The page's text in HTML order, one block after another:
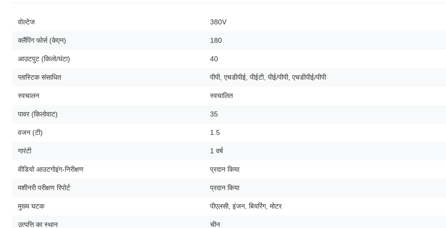
वोल्टेज 380V
क्लैंपिंग फोर्स (केएन) 180
आउटपुट (किलो/घंटा) 40
प्लास्टिक संसाधित पीपी, एचडीपीई, पीईटी, पीई/पीपी, एचडीपीई/पीपी
स्वचालन स्वचालित
पावर (किलोवाट) 35
वजन (टी) 1.5
गारंटी 1 वर्ष
वीडियो आउटगोइंग-निरीक्षण प्रदान किया
मशीनरी परीक्षण रिपोर्ट प्रदान किया
मुख्य घटक पीएलसी, इंजन, बियरिंग, मोटर
उत्पत्ति का स्थान चीन